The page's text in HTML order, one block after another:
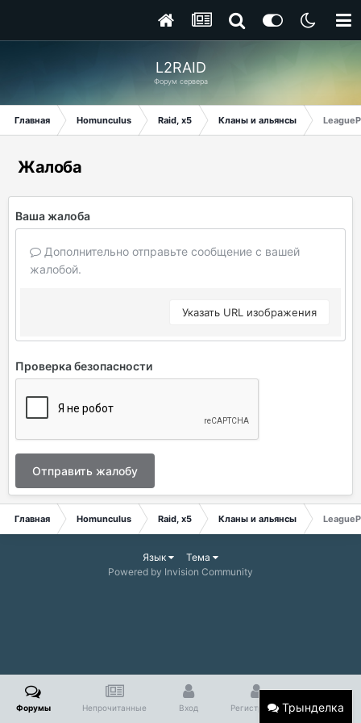
L2RAID
Форум сервера
Главная Homunculus Raid, x5 Кланы и альянсы
Жалоба
Ваша жалоба
Дополнительно отправьте сообщение с вашей
жалобой.
Указать URL изображения
Проверка безопасности
Отправить жалобу
Главная Homunculus Raid, x5 Кланы и альянсы
Трынделка
Язык
Тема
Powered by Invision Community
Форумы Непрочитанные Вход Регистрация Больше